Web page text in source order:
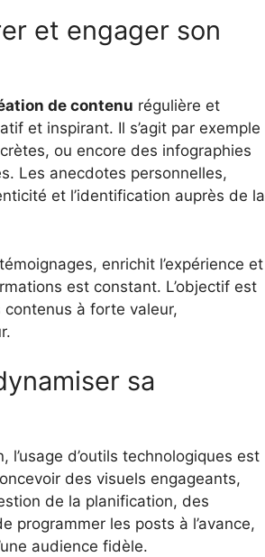
et engager son
de contenu régulière et
et inspirant. Il s’agit par exemple
ou encore des infographies
Les anecdotes personnelles,
et l’identification auprès de la
enrichit l’expérience et
est constant. L’objectif est
contenus à forte valeur,
sa
d’outils technologiques est
des visuels engageants,
de la planification, des
programmer les posts à l’avance,
audience fidèle.